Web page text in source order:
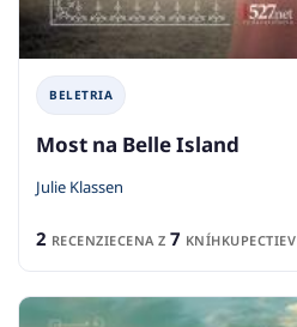
BELETRIA
Most na Belle Island
Julie Klassen
2 RECENZIECENA Z 7 KNÍHKUPECTIEV